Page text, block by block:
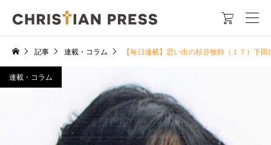

記事 連載・コラム 【毎日連載】思い出の杉谷牧師（１７）下田
連載・コラム